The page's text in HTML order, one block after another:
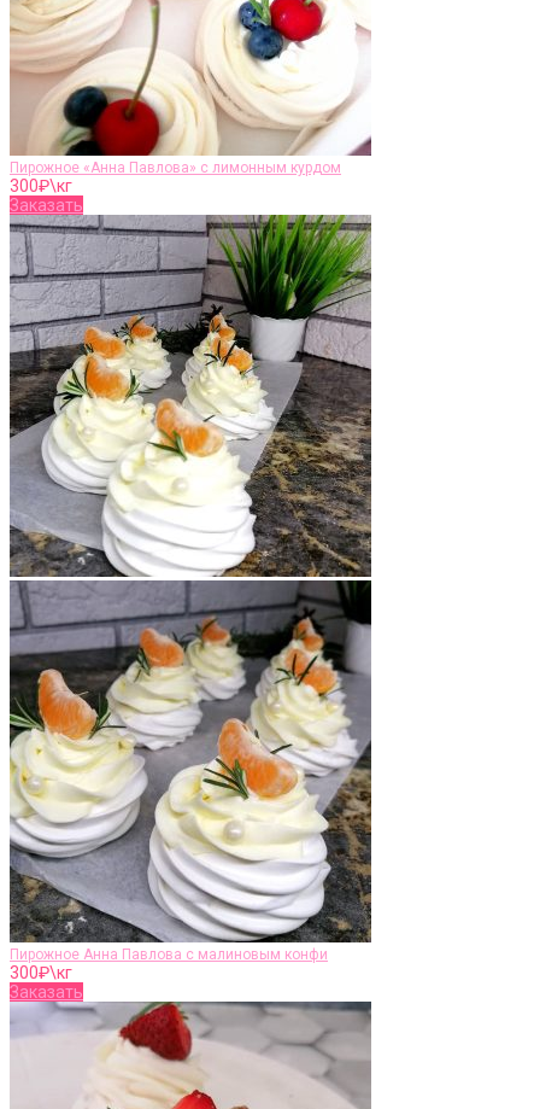
Пирожное «Анна Павлова» с лимонным курдом
300₽\кг
Заказать
Пирожное Анна Павлова с малиновым конфи
300₽\кг
Заказать